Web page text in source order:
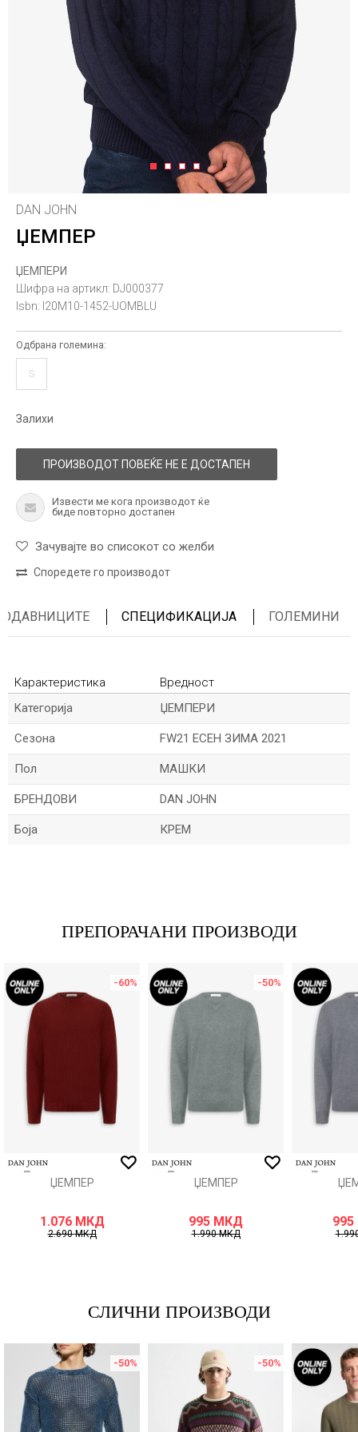
1 2 3 4
DAN JOHN
ЏЕМПЕР
ЏЕМПЕРИ
Шифра на артикл: DJ000377
Isbn: I20M10-1452-UOMBLU
Одбрана големина:
S
Залихи
ПРОИЗВОДОТ ПОВЕЌЕ НЕ Е ДОСТАПЕН
Извести ме кога производот ќе
биде повторно достапен
Зачувајте во списокот со желби
Споредете го производот
СПЕЦИФИКАЦИЈА ГОЛЕМИНИ
Карактеристика
Вредност
Kатегорија
ЏЕМПЕРИ
Сезона FW21 ЕСЕН ЗИМА 2021
Пол МАШКИ
БРЕНДОВИ DAN JOHN
Боја КРЕМ
Порака
ПРЕПОРАЧАНИ ПРОИЗВОДИ
-60%
ЏЕМПЕР
1.076 МКД
2.690МКД
-50%
ЏЕМПЕР
995 МКД
1.990МКД
995
СЛИЧНИ ПРОИЗВОДИ
-50% -50%